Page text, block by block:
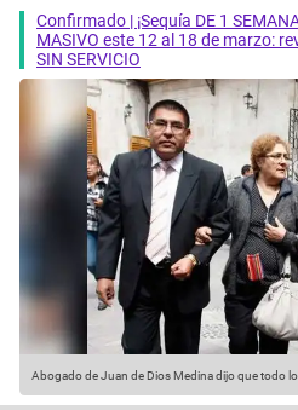
Confirmado | ¡Sequía DE 1
MASIVO este 12 al 18 de marzo:
SIN SERVICIO
Abogado de Juan de Dios Medina dijo que todo